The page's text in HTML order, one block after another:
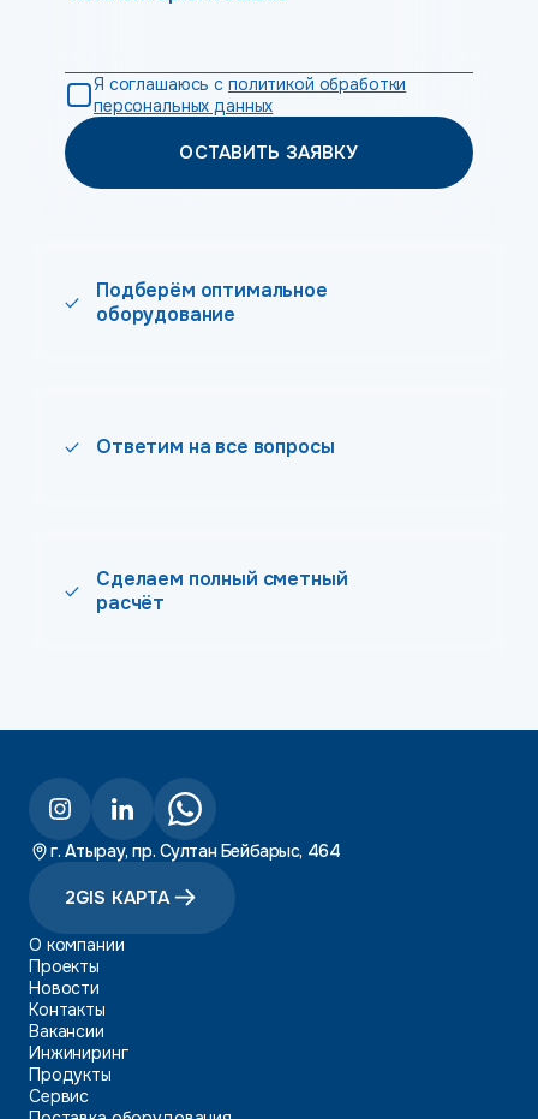
Я соглашаюсь с политикой обработки
персональных данных
ОСТАВИТЬ ЗАЯВКУ
Подберём оптимальное
оборудование
Ответим на все вопросы
Сделаем полный сметный
расчёт
г. Атырау, пр. Султан Бейбарыс, 464
2GIS КАРТА
О компании
Проекты
Новости
Контакты
Вакансии
Инжиниринг
Продукты
Сервис